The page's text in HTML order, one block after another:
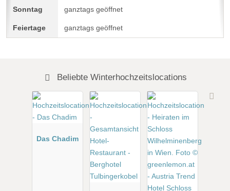
ganztags geöffnet
ganztags geöffnet
Beliebte Winterhochzeitslocations
Das Chadim